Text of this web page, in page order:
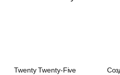
Twenty Twenty-Five